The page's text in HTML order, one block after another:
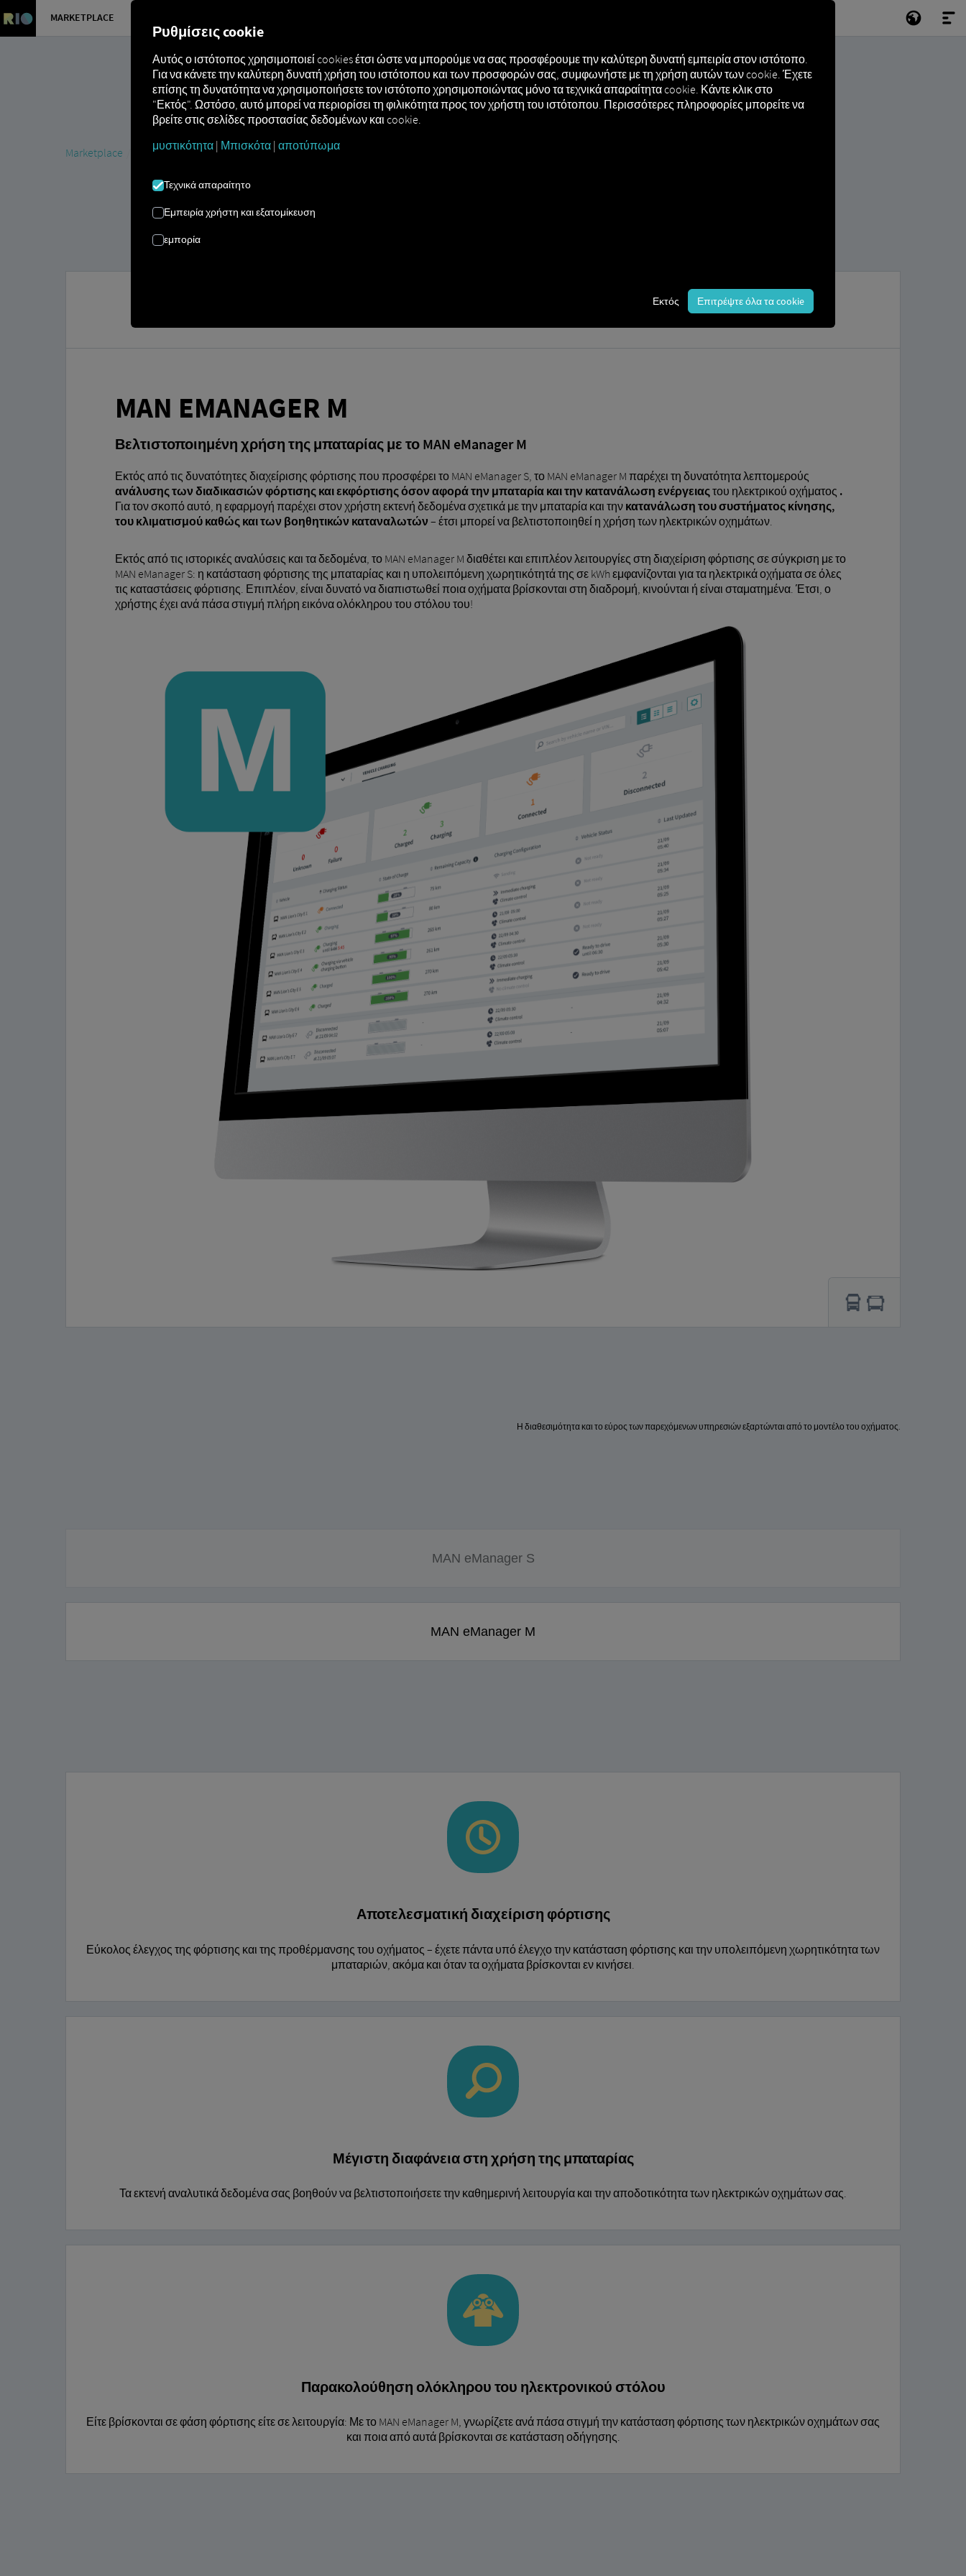
MARKETPLACE
Marketplace MAN eManager M
MAN EMANAGER M
Βελτιστοποιημένη χρήση της μπαταρίας με το MAN eManager M
Εκτός από τις δυνατότητες διαχείρισης φόρτισης που προσφέρει το MAN eManager S, το MAN eManager M παρέχει τη δυνατότητα λεπτομερούς
ανάλυσηςτων διαδικασιών φόρτισης και εκφόρτισης όσον αφορά την μπαταρία και την κατανάλωση ενέργειαςτου ηλεκτρικού οχήματος .
Για τον σκοπό αυτό, η εφαρμογή παρέχει στον χρήστη εκτενή δεδομένα σχετικά με την μπαταρία και την κατανάλωση του συστήματος κίνησης,
του κλιματισμού καθώς και των βοηθητικών καταναλωτών – έτσι μπορεί να βελτιστοποιηθεί η χρήση των ηλεκτρικών οχημάτων.
Εκτός από τις ιστορικές αναλύσεις και τα δεδομένα, το MAN eManager M διαθέτει και επιπλέον λειτουργίες στη διαχείριση φόρτισης σε σύγκριση με το
MAN eManager S: η κατάσταση φόρτισης της μπαταρίας και η υπολειπόμενη χωρητικότητά της σε kWh εμφανίζονται για τα ηλεκτρικά οχήματα σε όλες
τις καταστάσεις φόρτισης. Επιπλέον, είναι δυνατό να διαπιστωθεί ποια οχήματα βρίσκονται στη διαδρομή, κινούνται ή είναι σταματημένα. Έτσι, ο
χρήστης έχει ανά πάσα στιγμή πλήρη εικόνα ολόκληρου του στόλου του!
Η διαθεσιμότητα και το εύρος των παρεχόμενων υπηρεσιών εξαρτώνται από το μοντέλο του οχήματος.
MAN eManager S
MAN eManager M
Αποτελεσματική διαχείριση φόρτισης
Εύκολος έλεγχος της φόρτισης και της προθέρμανσης του οχήματος – έχετε πάντα υπό έλεγχο την κατάσταση φόρτισης και την υπολειπόμενη χωρητικότητα των
μπαταριών, ακόμα και όταν τα οχήματα βρίσκονται εν κινήσει.
Μέγιστη διαφάνεια στη χρήση της μπαταρίας
Τα εκτενή αναλυτικά δεδομένα σας βοηθούν να βελτιστοποιήσετε την καθημερινή λειτουργία και την αποδοτικότητα των ηλεκτρικών οχημάτων σας.
Παρακολούθηση ολόκληρου του ηλεκτρονικού στόλου
Είτε βρίσκονται σε φάση φόρτισης είτε σε λειτουργία: Με το MAN eManager M, γνωρίζετε ανά πάσα στιγμή την κατάσταση φόρτισης των ηλεκτρικών οχημάτων σας
και ποια από αυτά βρίσκονται σε κατάσταση οδήγησης.
Ρυθμίσεις cookie
Αυτός ο ιστότοπος χρησιμοποιεί cookies έτσι ώστε να μπορούμε να σας προσφέρουμε την καλύτερη δυνατή εμπειρία στον ιστότοπο.
Για να κάνετε την καλύτερη δυνατή χρήση του ιστότοπου και των προσφορών σας, συμφωνήστε με τη χρήση αυτών των cookie. Έχετε
επίσης τη δυνατότητα να χρησιμοποιήσετε τον ιστότοπο χρησιμοποιώντας μόνο τα τεχνικά απαραίτητα cookie. Κάντε κλικ στο
"Εκτός". Ωστόσο, αυτό μπορεί να περιορίσει τη φιλικότητα προς τον χρήστη του ιστότοπου. Περισσότερες πληροφορίες μπορείτε να
βρείτε στις σελίδες προστασίας δεδομένων και cookie.
μυστικότητα | Μπισκότα | αποτύπωμα
Τεχνικά απαραίτητο
Εμπειρία χρήστη και εξατομίκευση
εμπορία
Εκτός Επιτρέψτε όλα τα cookie